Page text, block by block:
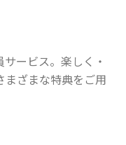
ービス。楽しく・
まざまな特典をご用